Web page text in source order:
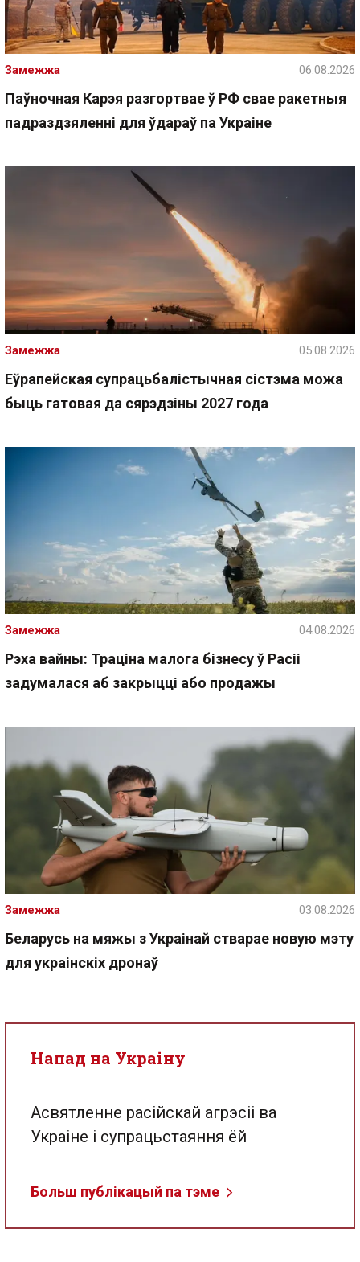
Паўночная Карэя разгортвае ў РФ свае ракетныя
падраздзяленні для ўдараў па Украіне
Замежжа 06.08.2026
Еўрапейская супрацьбалістычная сістэма можа
быць гатовая да сярэдзіны 2027 года
Замежжа 05.08.2026
Рэха вайны: Траціна малога бізнесу ў Расіі
задумалася аб закрыцці або продажы
Замежжа 04.08.2026
Беларусь на мяжы з Украінай стварае новую мэту
для украінскіх дронаў
Замежжа 03.08.2026
Напад на Украіну
Асвятленне расійскай агрэсіі ва
Украіне і супрацьстаяння ёй
Больш публікацый па тэме